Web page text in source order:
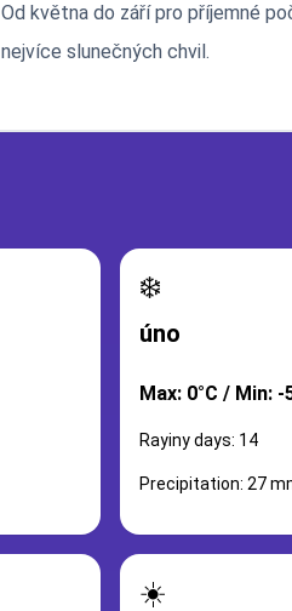
Od května do září pro příjemné
nejvíce slunečných chvil.
❄️
úno
Max: 0°C / Min: -
Rayiny days: 14
Precipitation: 27
☀️